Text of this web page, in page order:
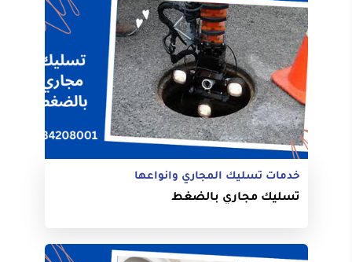
خدمات تسليك المجاري وانواعها
تسليك مجاري بالضغط